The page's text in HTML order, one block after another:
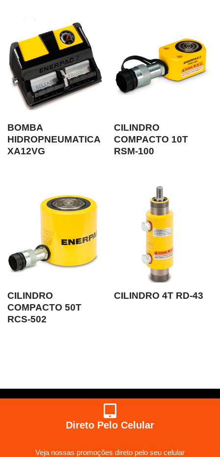
BOMBA
HIDROPNEUMATICA
XA12VG
CILINDRO
COMPACTO 10T
RSM-100
CILINDRO
COMPACTO 50T
RCS-502
CILINDRO 4T RD-43
Direto Pelo Celular
Veja nossas promoções direto pelo seu celular